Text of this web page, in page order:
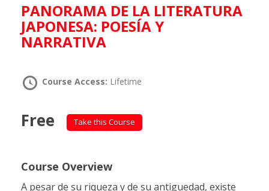
PANORAMA DE LA LITERATURA
JAPONESA: POESÍA Y
NARRATIVA
Course Access: Lifetime
Free Take this Course
Course Overview
A pesar de su riqueza y de su antiguedad, existe